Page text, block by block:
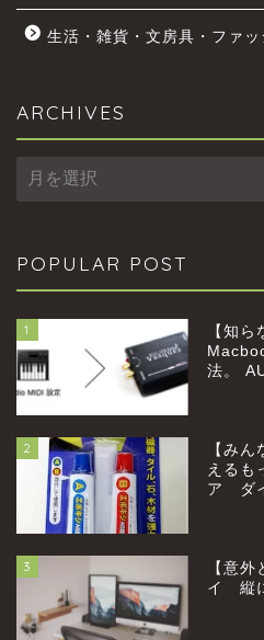
生活・雑貨・文房具・ファッ
ARCHIVES
POPULAR POST
1
【知
法。
2
【み
えるも
ア ダ
3
【意
イ 縦